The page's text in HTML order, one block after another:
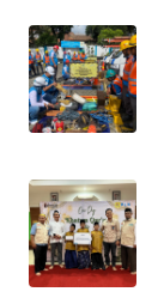
INFO
IKLAN
KAMI
PEDOMAN
MEDIA
SIBER